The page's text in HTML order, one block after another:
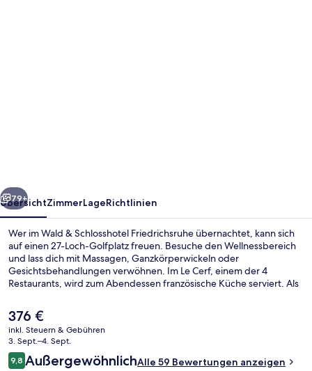
Weiter
79+
ÜbersichtZimmerLageRichtlinien
Wer im Wald & Schlosshotel Friedrichsruhe übernachtet, kann sich
auf einen 27-Loch-Golfplatz freuen. Besuche den Wellnessbereich
und lass dich mit Massagen, Ganzkörperwickeln oder
Gesichtsbehandlungen verwöhnen. Im Le Cerf, einem der 4
Restaurants, wird zum Abendessen französische Küche serviert. Als
Innenpool, einen Außenpool und eine Loungebar.
Der
aktuelle
Preis
beträgt
376 €.
376 €
inkl. Steuern & Gebühren
3. Sept.–4. Sept.
Bewertungen
9,89,8 von 10.
AußergewöhnlichAlle 59 Bewertungen anzeigen